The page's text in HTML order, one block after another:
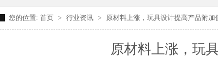
您的位置: 首页 > 行业资讯 > 原材料上涨，玩具设计提高产品附加
原材料上涨，